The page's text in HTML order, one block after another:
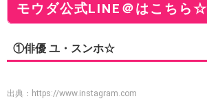
モウダ公式LINE＠はこちら☆
①俳優 ユ・スンホ☆
出典： https://www.instagram.com